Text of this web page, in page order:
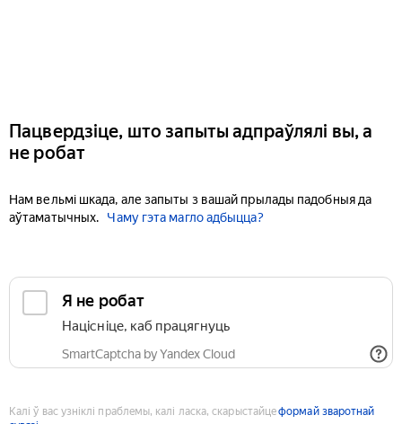
Пацвердзіце, што запыты адпраўлялі вы, а
не робат
Нам вельмі шкада, але запыты з вашай прылады падобныя да
аўтаматычных.
Чаму гэта магло адбыцца?
Я не робат
Націсніце, каб працягнуць
SmartCaptcha by Yandex Cloud
Калі ў вас узніклі праблемы, калі ласка, скарыстайцеформай зваротнай